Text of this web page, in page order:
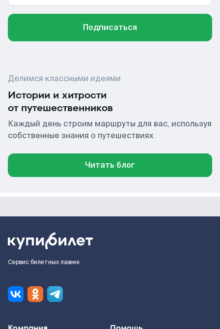
Подписаться
Делимся классными идеями
Истории и хитрости
от путешественников
Каждый день строим маршруты для вас, используя
собственные знания о путешествиях
Читать блог
Сервис билетных лазеек